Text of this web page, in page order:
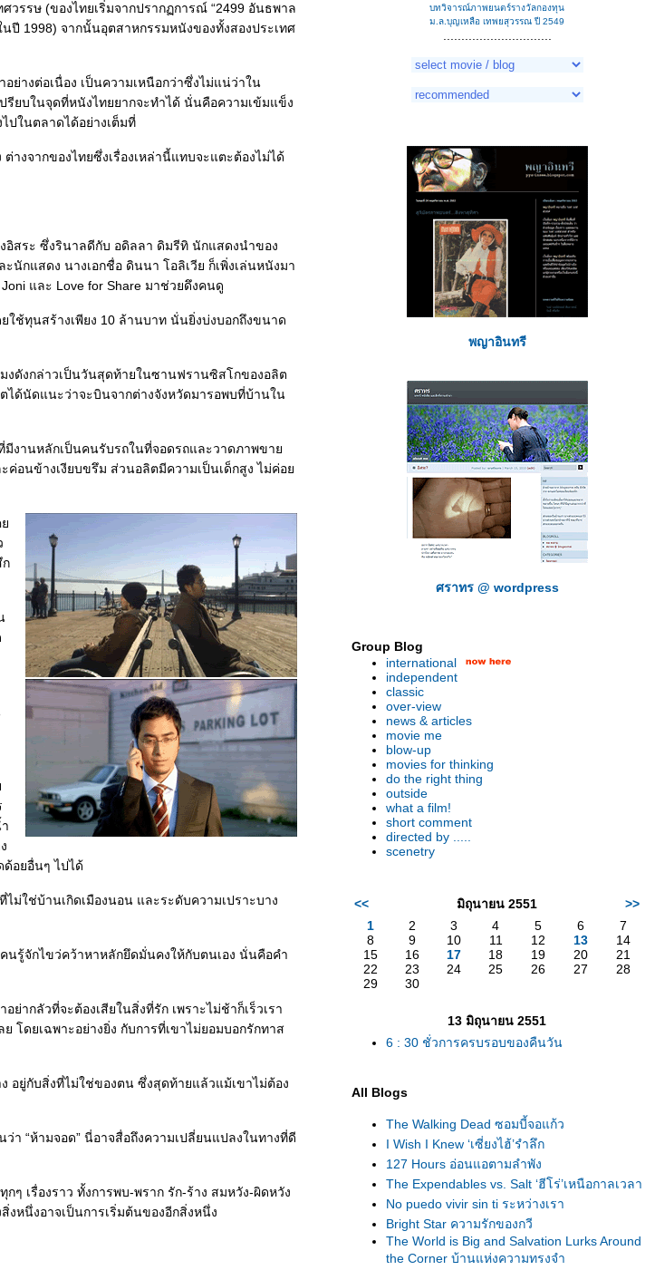
รรษ (ของไทยเริ่มจากปรากฏการณ์ “2499 อันธพาล
ปี 1998) จากนั้นอุตสาหกรรมหนังของทั้งสองประเทศ
างต่อเนื่อง เป็นความเหนือกว่าซึ่งไม่แน่ว่าใน
ยบในจุดที่หนังไทยยากจะทำได้ นั่นคือความเข้มแข็ง
ในตลาดได้อย่างเต็มที่
างจากของไทยซึ่งเรื่องเหล่านี้แทบจะแตะต้องไม่ได้
อิสระ ซึ่งรินาลดีกับ อดิลลา ดิมรีทิ นักแสดงนำของ
นักแสดง นางเอกชื่อ ดินนา โอลิเวีย ก็เพิ่งเล่นหนังมา
และ Love for Share มาช่วยดึงคนดู
ช้ทุนสร้างเพียง 10 ล้านบาท นั่นยิ่งบ่งบอกถึงขนาด
งดังกล่าวเป็นวันสุดท้ายในซานฟรานซิสโกของอลิต
ได้นัดแนะว่าจะบินจากต่างจังหวัดมารอพบที่บ้านใน
มีงานหลักเป็นคนรับรถในที่จอดรถและวาดภาพขา
ค่อนข้างเงียบขรึม ส่วนอลิตมีความเป็นเด็กสูง ไม่ค่อ
ก
อยอื่นๆ ไปได้
ใช่บ้านเกิดเมืองนอน และระดับความเปราะบาง
รู้จักไขว่คว้าหาหลักยึดมั่นคงให้กับตนเอง นั่นคือคำ
ากลัวที่จะต้องเสียในสิ่งที่รัก เพราะไม่ช้าก็เร็วเรา
โดยเฉพาะอย่างยิ่ง กับการที่เขาไม่ยอมบอกรักทาส
อยู่กับสิ่งที่ไม่ใช่ของตน ซึ่งสุดท้ายแล้วแม้เขาไม่ต้อง
า “ห้ามจอด” นี่อาจสื่อถึงความเปลี่ยนแปลงในทางที่ดี
เรื่องราว ทั้งการพบ-พราก รัก-ร้าง สมหวัง-ผิดหวัง
หนึ่งอาจเป็นการเริ่มต้นของอีกสิ่งหนึ่ง
บทวิจารณ์ภาพยนตร์รางวัลกองทุน
ม.ล.บุญเหลือ เทพยสุวรรณ ปี 2549
พญาอินทรี
ศราทร @ wordpress
Group Blog
international
independent
classic
over-view
news & articles
movie me
blow-up
movies for thinking
do the right thing
outside
what a film!
short comment
directed by .....
scenetry
<< มิถุนายน 2551
>>
1
2 3 4 5 6
7
8
9 10 11 12 13
14
15
16 17 18 19 20
21
22
23 24 25 26 27
28
29
30
13 มิถุนายน 2551
6 : 30 ชั่วการครบรอบของคืนวัน
All Blogs
The Walking Dead ซอมบี้จอแก้ว
I Wish I Knew ‘เซี่ยงไฮ้’รำลึก
127 Hours อ่อนแอตามลำพัง
The Expendables vs. Salt ‘ฮีโร่’เหนือกาลเวลา
No puedo vivir sin ti ระหว่างเรา
Bright Star ความรักของกวี
The World is Big and Salvation Lurks Around
the Corner บ้านแห่งความทรงจำ